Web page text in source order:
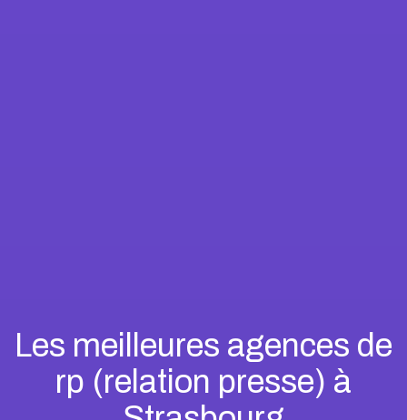
Les meilleures agences de
rp (relation presse) à